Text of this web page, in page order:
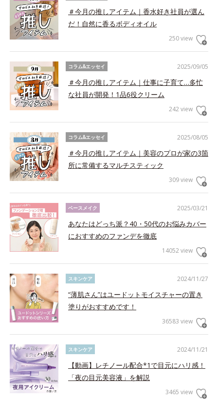
＃今月の推しアイテム｜香水好き社員が選ん
だ！自然に香るボディオイル
250 view
2025/09/05
コラム&エッセイ
＃今月の推しアイテム｜仕事に子育て…多忙
な社員が開発！1品6役クリーム
242 view
2025/08/05
コラム&エッセイ
＃今月の推しアイテム｜美容のプロが家の3箇
所に常備するマルチスティック
309 view
2025/03/21
ベースメイク
あなたはどっち派？40・50代のお悩みカバー
におすすめのファンデを徹底
14052 view
2024/11/27
スキンケア
“薄肌さん”はユードットモイスチャーの置き
塗りがおすすめです！
36583 view
2024/11/21
スキンケア
【動画】レチノール配合*1で目元にハリ感！
「夜の目元美容液」を解説
3465 view